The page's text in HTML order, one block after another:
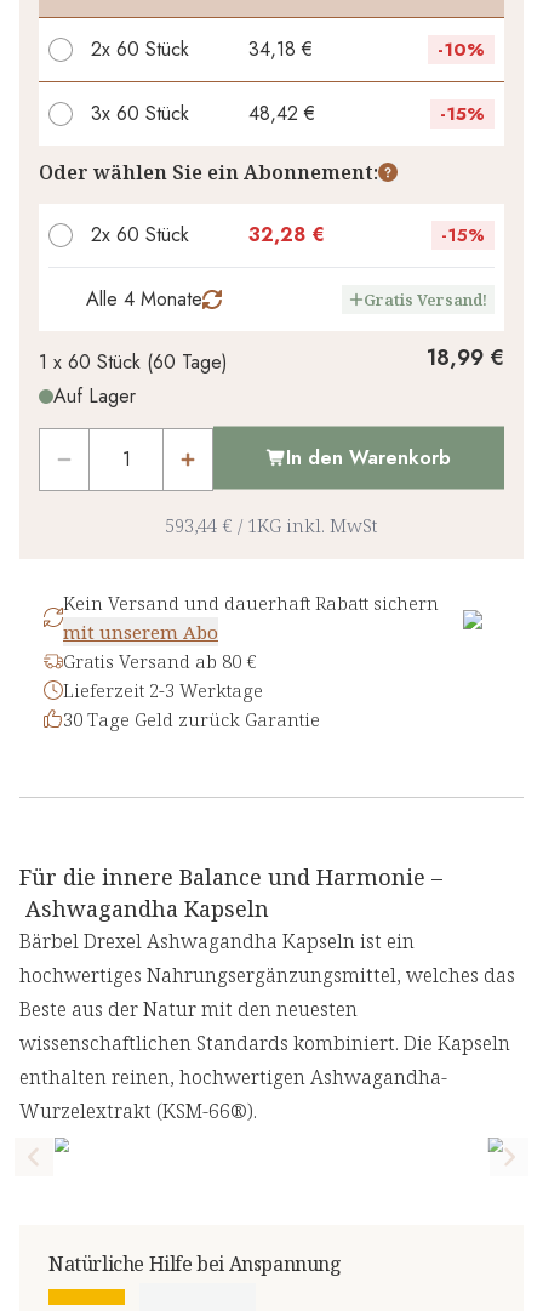
2x 60 Stück 34,18 € -10%
3x 60 Stück 48,42 € -15%
Ihr persönlicher Rabatt
1 0,00 €
Oder wählen Sie ein Abonnement:
2x 60 Stück 32,28 € -15%
Alle 4 Monate Gratis Versand!
1 x 60 Stück (60 Tage)
Auf Lager
18,99 €
In den Warenkorb
593,44 € / 1KG inkl. MwSt
Kein Versand und dauerhaft Rabatt sichern
mit unserem Abo
Gratis Versand ab 80 €
Lieferzeit 2-3 Werktage
30 Tage Geld zurück Garantie
Für die innere Balance und Harmonie –
Ashwagandha Kapseln
Bärbel Drexel Ashwagandha Kapseln ist ein
hochwertiges Nahrungsergänzungsmittel, welches das
Beste aus der Natur mit den neuesten
wissenschaftlichen Standards kombiniert. Die Kapseln
enthalten reinen, hochwertigen Ashwagandha-
Wurzelextrakt (KSM-66®).
Previous slide
Natürliche Hilfe bei Anspannung